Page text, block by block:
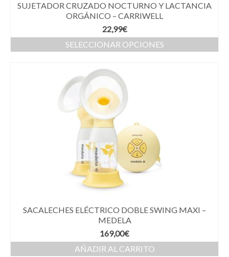
SUJETADOR CRUZADO NOCTURNO Y LACTANCIA
ORGÁNICO – CARRIWELL
22,99€
SELECCIONAR OPCIONES
SACALECHES ELÉCTRICO DOBLE SWING MAXI –
MEDELA
169,00€
AÑADIR AL CARRITO